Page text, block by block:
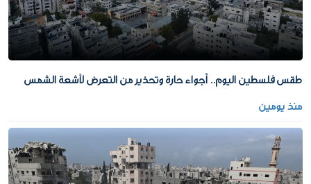
طقس فلسطين اليوم.. أجواء حارة وتحذير من التعرض لأشعة الشمس
منذ يومين